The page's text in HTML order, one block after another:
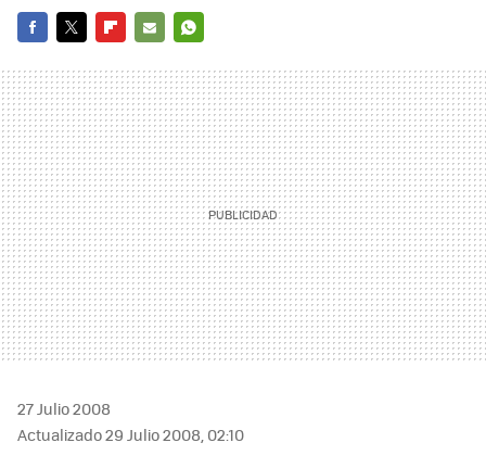
MAIL
27 Julio 2008
Actualizado 29 Julio 2008, 02:10